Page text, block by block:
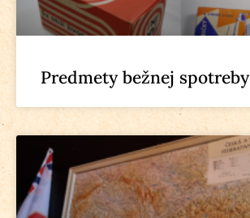
Predmety bežnej spotreby